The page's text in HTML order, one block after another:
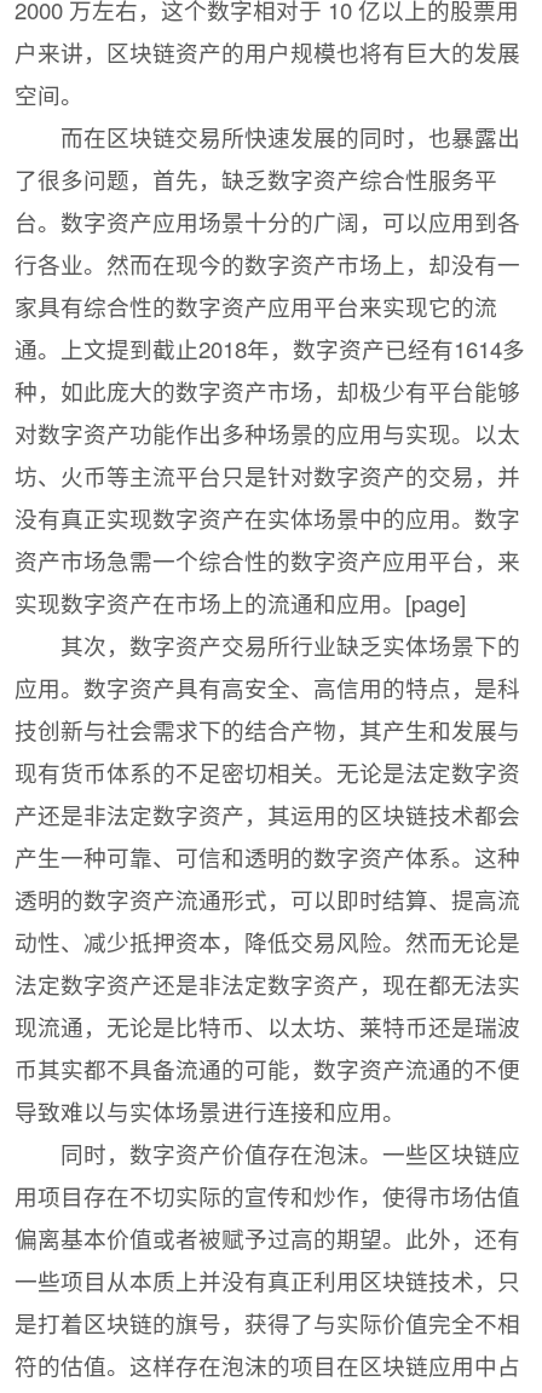
2000 万左右，这个数字相对于 10 亿以上的股票用
户来讲，区块链资产的用户规模也将有巨大的发展
空间。
而在区块链交易所快速发展的同时，也暴露出
了很多问题，首先，缺乏数字资产综合性服务平
台。数字资产应用场景十分的广阔，可以应用到各
行各业。然而在现今的数字资产市场上，却没有一
家具有综合性的数字资产应用平台来实现它的流
通。上文提到截止2018年，数字资产已经有1614多
种，如此庞大的数字资产市场，却极少有平台能够
对数字资产功能作出多种场景的应用与实现。以太
坊、火币等主流平台只是针对数字资产的交易，并
没有真正实现数字资产在实体场景中的应用。数字
资产市场急需一个综合性的数字资产应用平台，来
实现数字资产在市场上的流通和应用。[page]
其次，数字资产交易所行业缺乏实体场景下的
应用。数字资产具有高安全、高信用的特点，是科
技创新与社会需求下的结合产物，其产生和发展与
现有货币体系的不足密切相关。无论是法定数字资
产还是非法定数字资产，其运用的区块链技术都会
产生一种可靠、可信和透明的数字资产体系。这种
透明的数字资产流通形式，可以即时结算、提高流
动性、减少抵押资本，降低交易风险。然而无论是
法定数字资产还是非法定数字资产，现在都无法实
现流通，无论是比特币、以太坊、莱特币还是瑞波
币其实都不具备流通的可能，数字资产流通的不便
导致难以与实体场景进行连接和应用。
同时，数字资产价值存在泡沫。一些区块链应
用项目存在不切实际的宣传和炒作，使得市场估值
偏离基本价值或者被赋予过高的期望。此外，还有
一些项目从本质上并没有真正利用区块链技术，只
是打着区块链的旗号，获得了与实际价值完全不相
符的估值。这样存在泡沫的项目在区块链应用中占